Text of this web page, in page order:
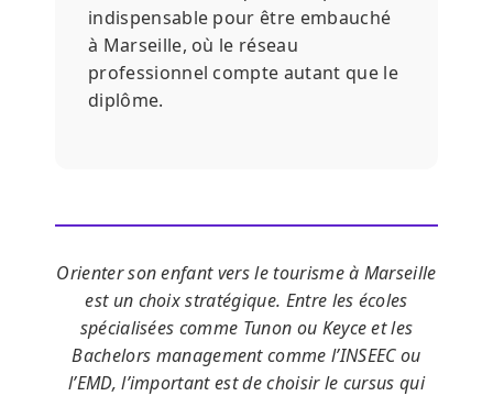
indispensable pour être embauché
à Marseille, où le réseau
professionnel compte autant que le
diplôme.
Orienter son enfant vers le tourisme à Marseille
est un choix stratégique. Entre les écoles
spécialisées comme Tunon ou Keyce et les
Bachelors management comme l’INSEEC ou
l’EMD, l’important est de choisir le cursus qui